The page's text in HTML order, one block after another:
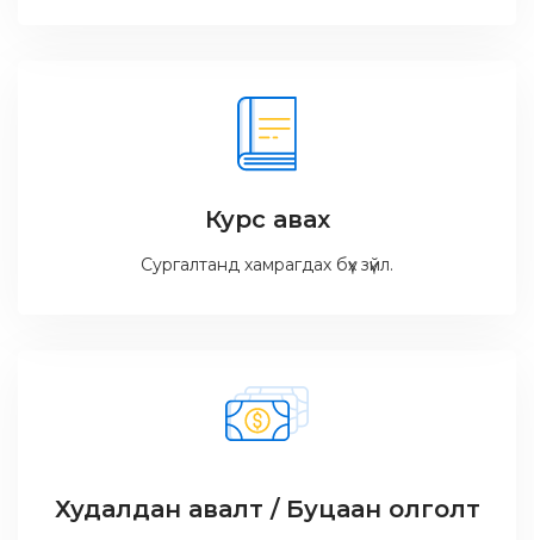
Курс авах
Сургалтанд хамрагдах бүх зүйл.
Худалдан авалт / Буцаан олголт